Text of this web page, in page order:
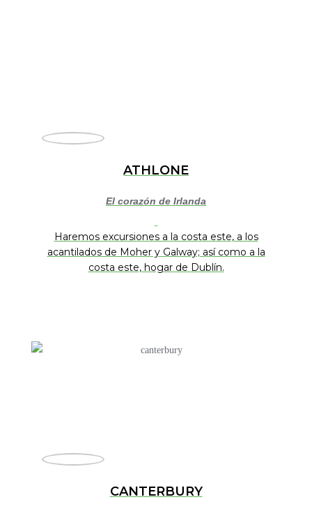
ATHLONE
El corazón de Irlanda
Haremos excursiones a la costa este, a los
acantilados de Moher y Galway; así como a la
costa este, hogar de Dublín.
CANTERBURY